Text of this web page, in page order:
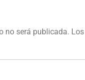
no será publicada.